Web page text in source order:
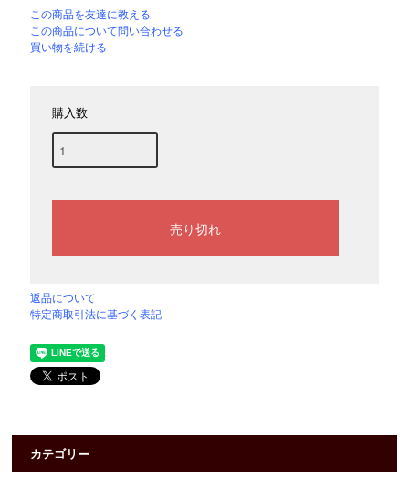
この商品を友達に教える
この商品について問い合わせる
買い物を続ける
購入数
返品について
特定商取引法に基づく表記
カテゴリー